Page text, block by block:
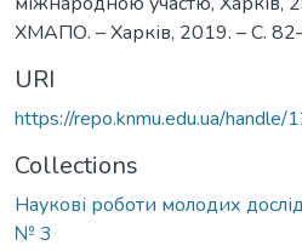
ХМАПО. – Харків, 2019. – С.
URI
https://repo.knmu.edu.ua/
Collections
Наукові роботи молодих
№ 3